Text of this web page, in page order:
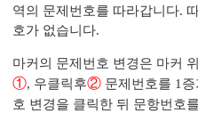
역의 문제번호를 따라갑니다.
호가 없습니다.
마커의 문제번호 변경은 마커
①, 우클릭후② 문제번호를 1
호 변경을 클릭한 뒤 문항번호